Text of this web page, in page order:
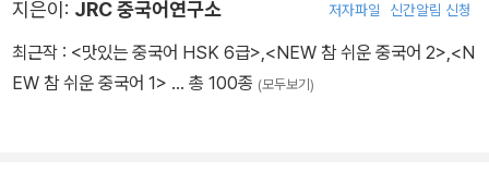
지은이: JRC 중국어연구소 저자파일 신간알림 신청
최근작 : <맛있는 중국어 HSK 6급>,<NEW 참 쉬운 중국어 2>,<N
EW 참 쉬운 중국어 1> … 총 100종 (모두보기)